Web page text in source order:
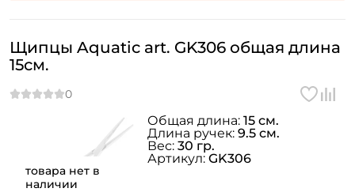
товара нет в
наличии
Щипцы Aquatic art. GK306 общая длина
15см.
Общая длина: 15 см.
Длина ручек: 9.5 см.
Вес: 30 гр.
Артикул: GK306